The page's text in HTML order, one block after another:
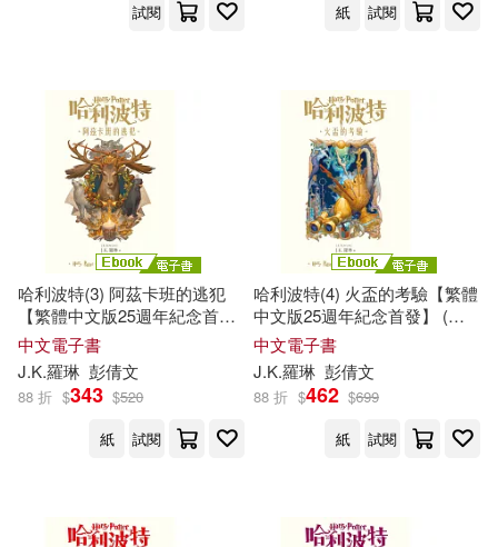
試閱
紙
試閱
哈利波特(3) 阿茲卡班的逃犯
【繁體中文版25週年紀念首
發】 (電子書)
中文電子書
J.K.羅琳 彭倩文
88 折 $343 $520
紙
試閱
哈利波特(4) 火盃的考驗【繁體
中文版25週年紀念首發】 (電
子書)
中文電子書
J.K.羅琳 彭倩文
88 折 $462 $699
紙
試閱